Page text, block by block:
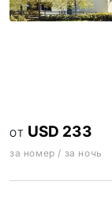
ОТ USD 233
за номер / за ночь